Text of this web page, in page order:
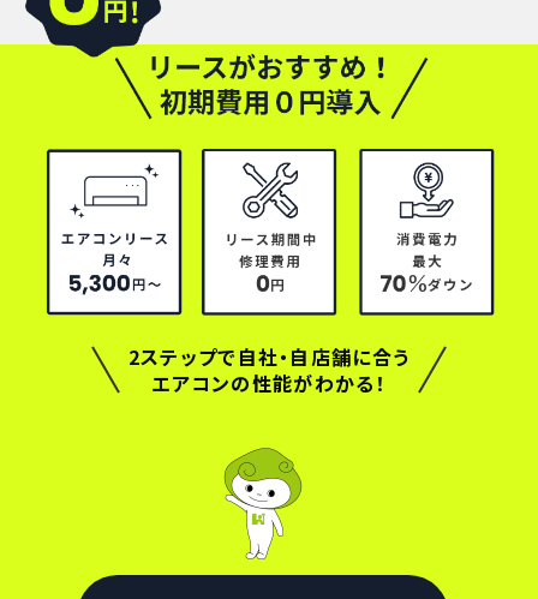
2ステップで自社・自店舗に合う
エアコンの性能がわかる！